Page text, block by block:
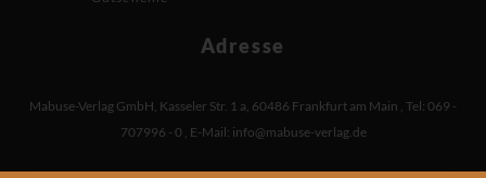
Adresse
Mabuse-Verlag GmbH Kasseler Str. 1 a 60486 Frankfurt am Main Tel: 069 -
707996 - 0 E-Mail: info@mabuse-verlag.de